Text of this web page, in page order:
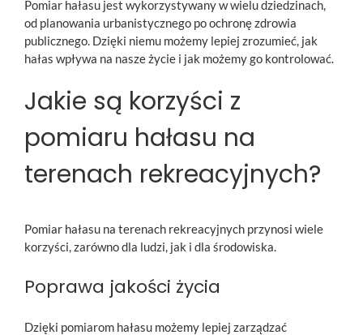
Pomiar hałasu jest wykorzystywany w wielu dziedzinach,
od planowania urbanistycznego po ochronę zdrowia
publicznego. Dzięki niemu możemy lepiej zrozumieć, jak
hałas wpływa na nasze życie i jak możemy go kontrolować.
Jakie są korzyści z
pomiaru hałasu na
terenach rekreacyjnych?
Pomiar hałasu na terenach rekreacyjnych przynosi wiele
korzyści, zarówno dla ludzi, jak i dla środowiska.
Poprawa jakości życia
Dzięki pomiarom hałasu możemy lepiej zarządzać